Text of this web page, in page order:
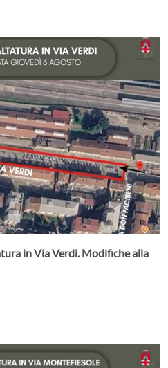
in Via Verdi. Modifiche alla